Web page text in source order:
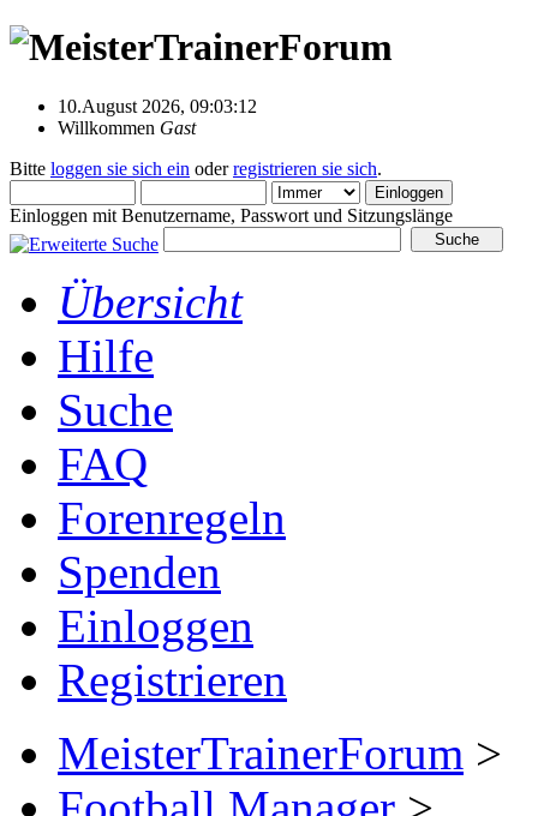
10.August 2026, 09:03:12
Willkommen Gast
Bitte loggen sie sich ein oderregistrieren sie sich.
Einloggen mit Benutzername, Passwort und Sitzungslänge
Übersicht
Hilfe
Suche
FAQ
Forenregeln
Spenden
Einloggen
Registrieren
MeisterTrainerForum >